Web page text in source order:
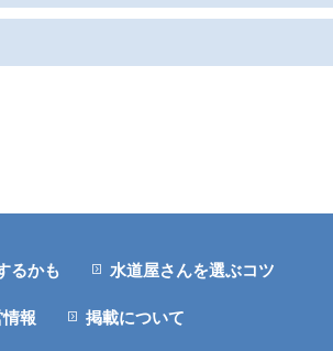
るかも 水道屋さんを選ぶコツ
報 掲載について